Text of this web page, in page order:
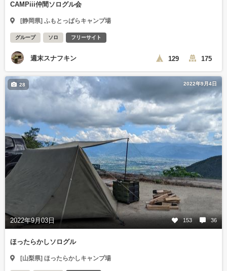
CAMPiii仲間ソログル会
[静岡県] ふもとっぱらキャンプ場
グループ ソロ フリーサイト
週末スナフキン 129 175
2022年9月4日
2022年9月03日 153 36
28
ほったらかしソログル
[山梨県] ほったらかしキャンプ場